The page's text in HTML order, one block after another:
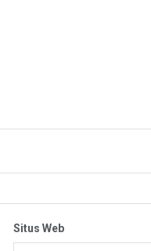
Situs Web